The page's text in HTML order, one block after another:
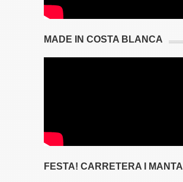
MADE IN COSTA BLANCA
FESTA! CARRETERA I MANTA